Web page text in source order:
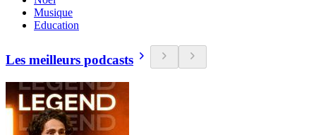
Musique
Education
Les meilleurs podcasts